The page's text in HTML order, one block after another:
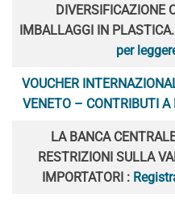
DIVERSIFICAZIONE
IMBALLAGGI IN
per
VOUCHER
VENETO – CONTRIBUTI A
LA BANCA
RESTRIZIONI SULLA
IMPORTATORI :